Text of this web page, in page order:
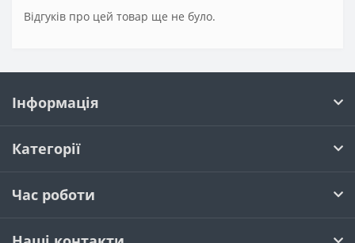
Відгуків про цей товар ще не було.
Інформація
Категорії
Час роботи